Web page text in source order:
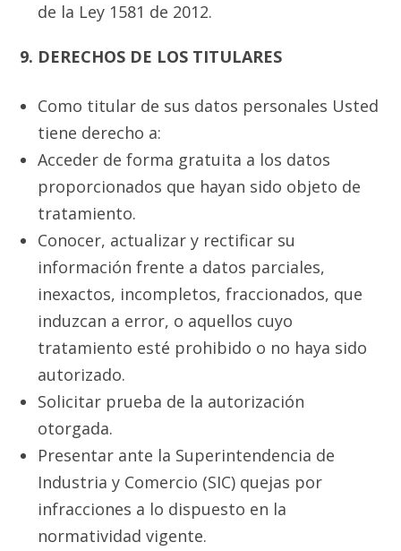
de la Ley 1581 de 2012.
9. DERECHOS DE LOS TITULARES
Como titular de sus datos personales Usted
tiene derecho a:
Acceder de forma gratuita a los datos
proporcionados que hayan sido objeto de
tratamiento.
Conocer, actualizar y rectificar su
información frente a datos parciales,
inexactos, incompletos, fraccionados, que
induzcan a error, o aquellos cuyo
tratamiento esté prohibido o no haya sido
autorizado.
Solicitar prueba de la autorización
otorgada.
Presentar ante la Superintendencia de
Industria y Comercio (SIC) quejas por
infracciones a lo dispuesto en la
normatividad vigente.